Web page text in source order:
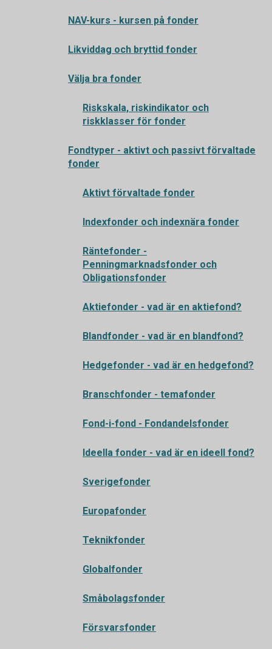
NAV-kurs - kursen på fonder
Likviddag och bryttid fonder
Välja bra fonder
Riskskala, riskindikator och
riskklasser för fonder
Fondtyper - aktivt och passivt förvaltade
fonder
Aktivt förvaltade fonder
Indexfonder och indexnära fonder
Räntefonder -
Penningmarknadsfonder och
Obligationsfonder
Aktiefonder - vad är en aktiefond?
Blandfonder - vad är en blandfond?
Hedgefonder - vad är en hedgefond?
Branschfonder - temafonder
Fond-i-fond - Fondandelsfonder
Ideella fonder - vad är en ideell fond?
Sverigefonder
Europafonder
Teknikfonder
Globalfonder
Småbolagsfonder
Försvarsfonder